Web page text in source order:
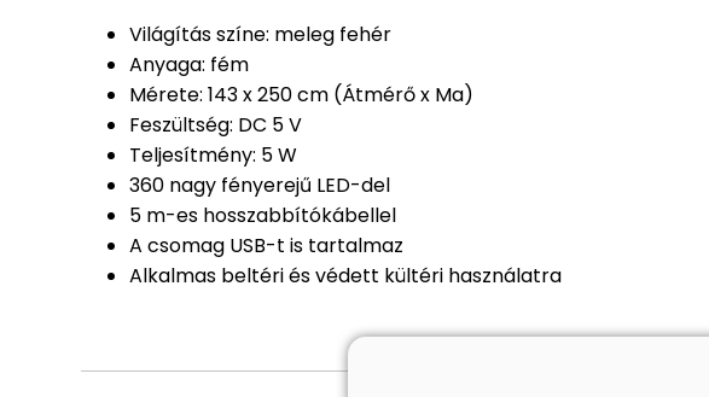
Világítás színe: meleg fehér
Anyaga: fém
Mérete: 143 x 250 cm (Átmérő x Ma)
Feszültség: DC 5 V
Teljesítmény: 5 W
360 nagy fényerejű LED-del
5 m-es hosszabbítókábellel
A csomag USB-t is tartalmaz
Alkalmas beltéri és védett kültéri használatra